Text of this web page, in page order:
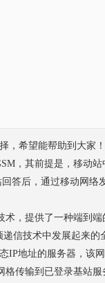
，希望能帮助到大家！
，其前提是，移动
答后，通过移动网络
术，提供了一种端到
递信技术中发展起来
IP地址的服务器，该
传输到已登录基站服